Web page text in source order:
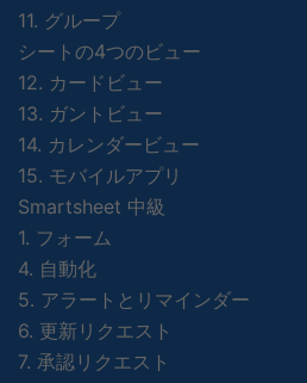
11. グループ
シートの4つのビュー
12. カードビュー
13. ガントビュー
14. カレンダービュー
15. モバイルアプリ
Smartsheet 中級
1. フォーム
4. 自動化
5. アラートとリマインダー
6. 更新リクエスト
7. 承認リクエスト